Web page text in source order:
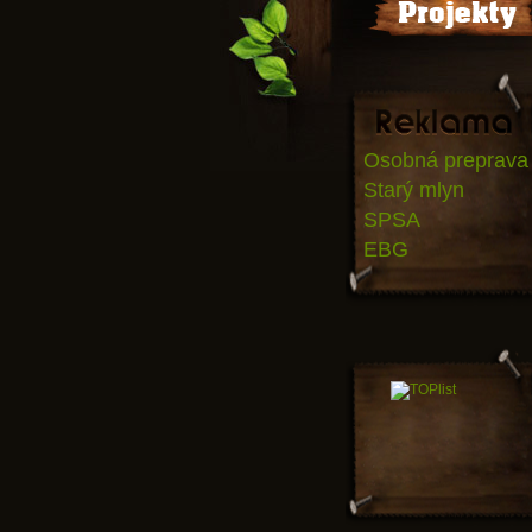
Osobná preprava
Starý mlyn
SPSA
EBG